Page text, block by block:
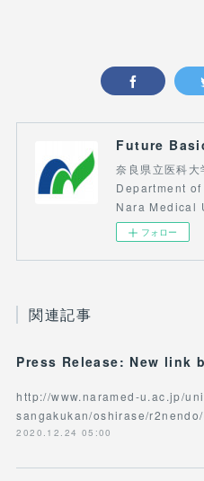
Future
奈良県立医科
Department
Nara Medical
フォロー
関連記事
http://www.naramed-u.ac.jp/
sangakukan/oshirase/
2020.12.24 05:00